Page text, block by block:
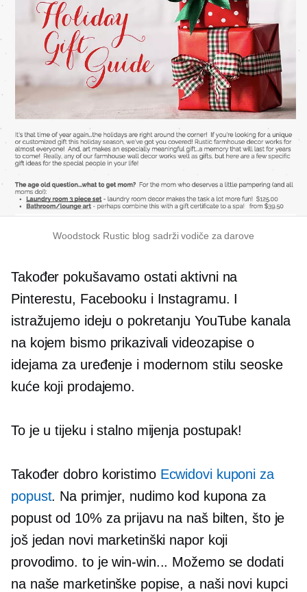
Woodstock Rustic blog sadrži vodiče za darove
Također pokušavamo ostati aktivni na
Pinterestu, Facebooku i Instagramu. I
istražujemo ideju o pokretanju YouTube kanala
na kojem bismo prikazivali videozapise o
idejama za uređenje i modernom stilu seoske
kuće koji prodajemo.
To je u tijeku istalno mijenjapostupak!
Također dobro koristimo Ecwidovi kuponi za
popust. Na primjer, nudimo kod kupona za
popust od 10% za prijavu na naš bilten, što je
još jedan novi marketinški napor koji
provodimo. to jewin-win... Možemo se dodati
na naše marketinške popise, a naši novi kupci